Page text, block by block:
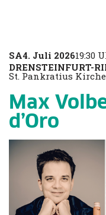
SA4. Juli 202619:30
DRENSTEINFURT-
St. Pankratius Kirche
Max
d’Oro